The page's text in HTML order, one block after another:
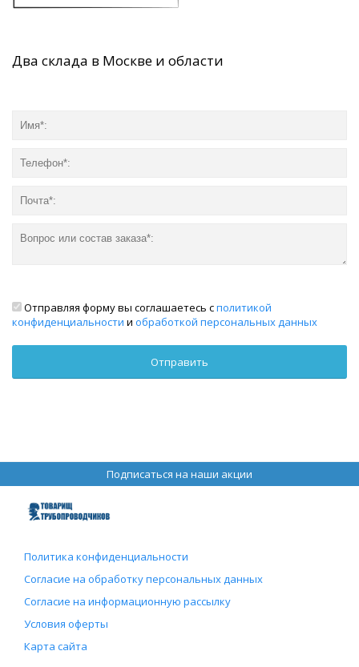
Два склада в Москве и области
Отправляя форму вы соглашаетесь сполитикой
конфиденциальности и обработкой персональных данных
Подписаться на наши акции
Политика конфиденциальности
Согласие на обработку персональных данных
Согласие на информационную рассылку
Условия оферты
Карта сайта